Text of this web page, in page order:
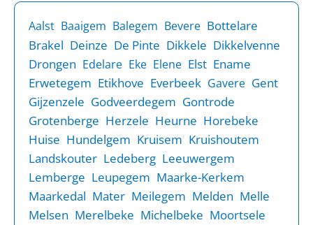
Aalst Baaigem Balegem Bevere Bottelare
Brakel Deinze De Pinte Dikkele Dikkelvenne
Drongen Edelare Eke Elene Elst Ename
Erwetegem Etikhove Everbeek Gavere Gent
Gijzenzele Godveerdegem Gontrode
Grotenberge Herzele Heurne Horebeke
Huise Hundelgem Kruisem Kruishoutem
Landskouter Ledeberg Leeuwergem
Lemberge Leupegem Maarke-Kerkem
Maarkedal Mater Meilegem Melden Melle
Melsen Merelbeke Michelbeke Moortsele